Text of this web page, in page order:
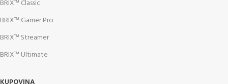
BRIX™ Classic
BRIX™ Gamer Pro
BRIX™ Streamer
BRIX™ Ultimate